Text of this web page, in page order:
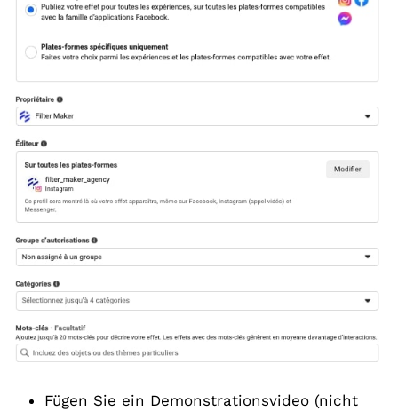
Fügen Sie ein Demonstrationsvideo (nicht